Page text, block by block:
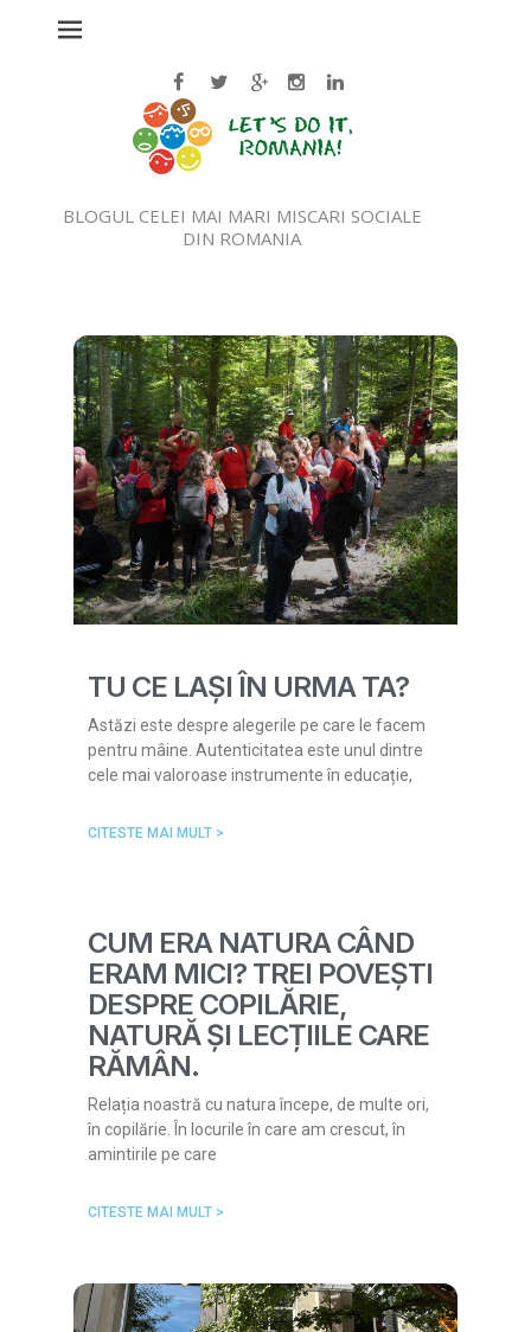
BLOGUL CELEI MAI MARI MISCARI SOCIALE
DIN ROMANIA
TU CE LAȘI ÎN URMA TA?
Astăzi este despre alegerile pe care le facem
pentru mâine. Autenticitatea este unul dintre
cele mai valoroase instrumente în educație,
CITESTE MAI MULT >
CUM ERA NATURA CÂND
ERAM MICI? TREI POVEȘTI
DESPRE COPILĂRIE,
NATURĂ ȘI LECȚIILE CARE
RĂMÂN.
Relația noastră cu natura începe, de multe ori,
în copilărie. În locurile în care am crescut, în
amintirile pe care
CITESTE MAI MULT >